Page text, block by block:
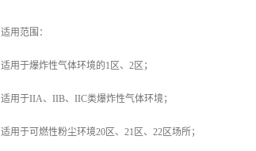
适用范围：
适用于爆炸性气体环境的1区、2区；
适用于IIA、IIB、IIC类爆炸性气体环境；
适用于可燃性粉尘环境20区、21区、22区场所；